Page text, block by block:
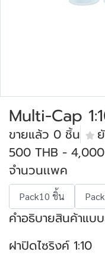
Multi-Cap
ขายแล้ว 0 ชิ้น
500 THB -
จำนวนเเพค
Pack10 ชิ้น
คำอธิบายสินค้าแบ
ฝาปิดไซริงค์ 1:10